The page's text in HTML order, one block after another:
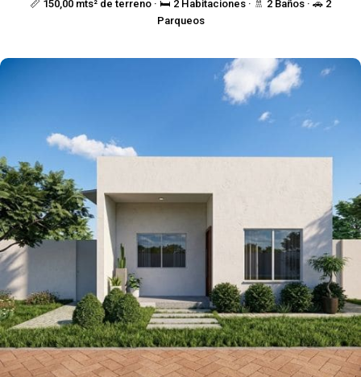
📏 150,00 mts² de terreno · 🛏️ 2 Habitaciones · 🚿 2 Baños · 🚗 2
Parqueos